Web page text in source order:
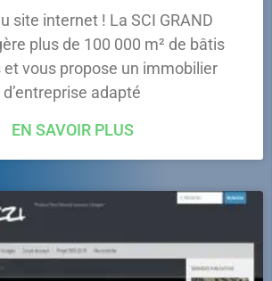
site internet ! La SCI GRAND
plus de 100 000 m² de bâtis
et vous propose un immobilier
d’entreprise adapté
EN SAVOIR PLUS